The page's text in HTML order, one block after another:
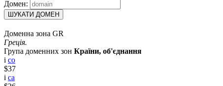
Домен:
ШУКАТИ ДОМЕН
Доменна зона GR
Греція.
Група доменних зон Країни, об'єднання
i co
$37
i ca